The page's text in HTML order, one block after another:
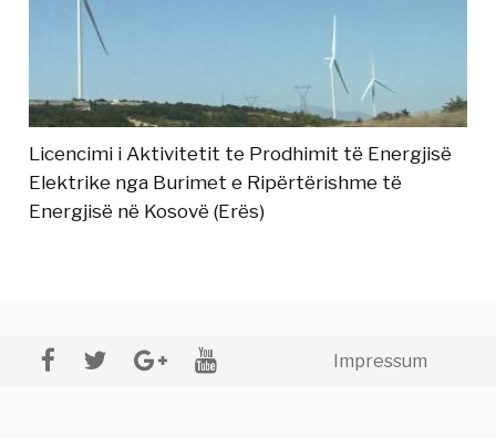
Licencimi i Aktivitetit te Prodhimit të Energjisë
Elektrike nga Burimet e Ripërtërishme të
Energjisë në Kosovë (Erës)
Impressum